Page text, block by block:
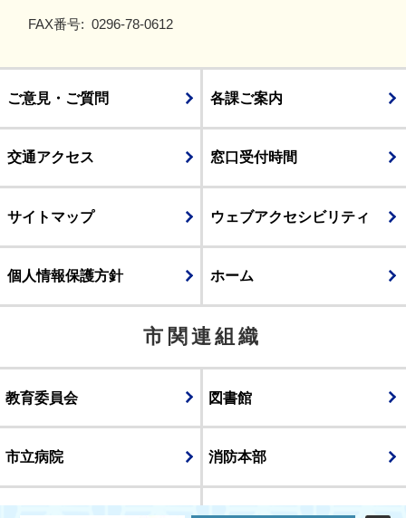
FAX番号: 0296-78-0612
ご意見・ご質問 各課ご案内
交通アクセス 窓口受付時間
サイトマップ ウェブアクセシビリティ
個人情報保護方針 ホーム
市関連組織
教育委員会 図書館
市立病院 消防本部